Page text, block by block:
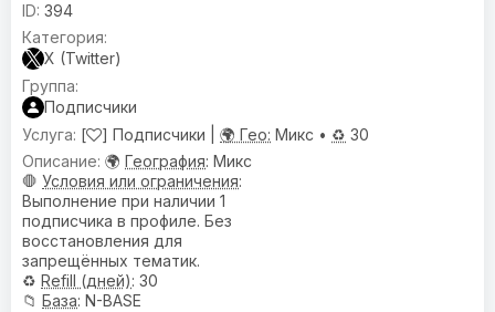
394
X (Twitter)
Подписчики
[
] Подписчики | 🌍 Гео: Микс • ♻️ 30
🌍 География: Микс
🛑 Условия или ограничения:
Выполнение при наличии 1
подписчика в профиле. Без
восстановления для
запрещённых тематик.
♻️ Refill (дней): 30
📁 База: N-BASE